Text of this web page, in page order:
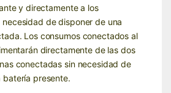
y directamente a los
necesidad de disponer de una
Los consumos conectados al
directamente de las dos
conectadas sin necesidad de
batería presente.